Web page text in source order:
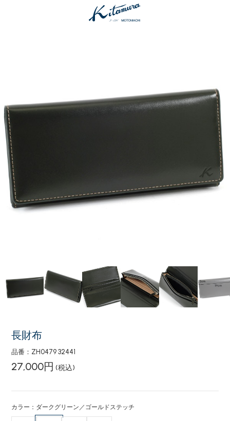
長財布
品番：ZH0479 32441
27,000円 (税込)
カラー：ダークグリーン／ゴールドステッチ